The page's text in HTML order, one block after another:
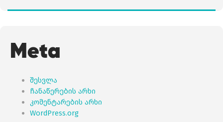
Meta
შესვლა
ჩანაწერების არხი
კომენტარების არხი
WordPress.org